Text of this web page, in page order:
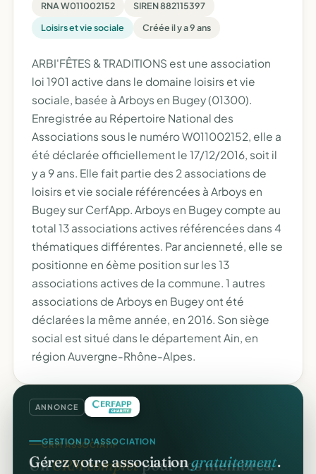
RNA W011002152
SIREN 882115397
Loisirs et vie sociale
Créée il y a 9 ans
ARBI'FÊTES & TRADITIONS est une association
loi 1901 active dans le domaine loisirs et vie
sociale, basée à Arboys en Bugey (01300).
Enregistrée au Répertoire National des
Associations sous le numéro W011002152, elle a
été déclarée officiellement le 17/12/2016, soit il
y a 9 ans. Elle fait partie des 2 associations de
loisirs et vie sociale référencées à Arboys en
Bugey sur CerfApp. Arboys en Bugey compte au
total 13 associations actives référencées dans 4
thématiques différentes. Par ancienneté, elle se
positionne en 6ème position sur les 13
associations actives de la commune. 1 autres
associations de Arboys en Bugey ont été
déclarées la même année, en 2016. Son siège
social est situé dans le département Ain, en
région Auvergne-Rhône-Alpes.
ANNONCE
GESTION D'ASSOCIATION
Gérez votre associationgratuitement.